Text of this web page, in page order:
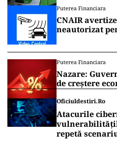
Puterea Financiara
CNAIR
neautorizat
Puterea Financiara
Nazare:
de creștere
Oficiuldestiri.ro
Atacurile
repetă